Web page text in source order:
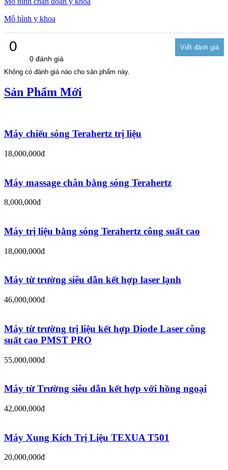
Mô hình y khoa
0
0 đánh giá
Không có đánh giá nào cho sản phẩm này.
Sản Phẩm Mới
Máy chiếu sóng Terahertz trị liệu
18,000,000đ
Máy massage chân bằng sóng Terahertz
8,000,000đ
Máy trị liệu bằng sóng Terahertz công suất cao
18,000,000đ
Máy từ trường siêu dẫn kết hợp laser lạnh
46,000,000đ
Máy từ trường trị liệu kết hợp Diode Laser công
suất cao PMST PRO
55,000,000đ
Máy từ Trường siêu dẫn kết hợp với hồng ngoại
42,000,000đ
Máy Xung Kích Trị Liệu TEXUA T501
20,000,000đ